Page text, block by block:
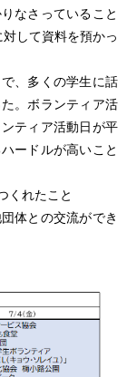
なさっていること
して資料を預かっ
、多くの学生に話
。ボランティア活
ティア活動日が平
ードルが高いこと
くれたこと
体との交流ができ